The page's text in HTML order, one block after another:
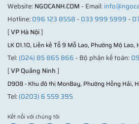
Website: NGOCANH.COM- Email:
Hotline: 096 123 8558- 033 999 5999-
[VP Hà Nội]
LK 01.10, Liền kề Tổ 9 Mỗ Lao, Phường Mộ Lao,
Tel: (024) 85 865 866- Bộ phận kế toán:
[VP Quảng Ninh]
D908 - Khu đô thị MonBay, Phường Hồng Hải,
Tel: (0203) 6 559 395
Kết nối với chúng tôi